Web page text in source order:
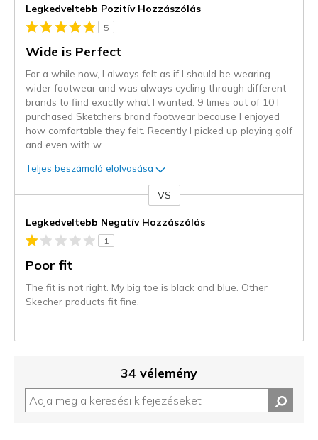
Legkedveltebb Pozitív Hozzászólás
5
Wide is Perfect
For a while now, I always felt as if I should be wearing
wider footwear and was always cycling through different
brands to find exactly what I wanted. 9 times out of 10 I
purchased Sketchers brand footwear because I enjoyed
how comfortable they felt. Recently I picked up playing golf
and even with w...
Teljes beszámoló elolvasása
VS
Legkedveltebb Negatív Hozzászólás
1
Poor fit
The fit is not right. My big toe is black and blue. Other
Skecher products fit fine.
34 vélemény